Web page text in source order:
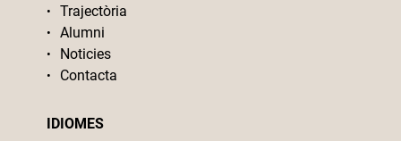
Trajectòria
Alumni
Noticies
Contacta
IDIOMES